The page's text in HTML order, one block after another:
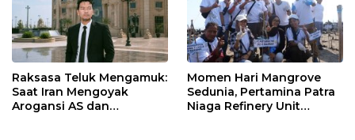
Raksasa Teluk Mengamuk:
Saat Iran Mengoyak
Arogansi AS dan
Momen Hari Mangrove
Sedunia, Pertamina Patra
Niaga Refinery Unit